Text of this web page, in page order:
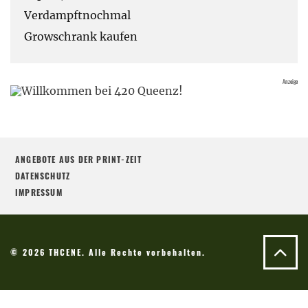
Verdampftnochmal
Growschrank kaufen
ANGEBOTE AUS DER PRINT-ZEIT
DATENSCHUTZ
IMPRESSUM
© 2026 THCENE. Alle Rechte vorbehalten.